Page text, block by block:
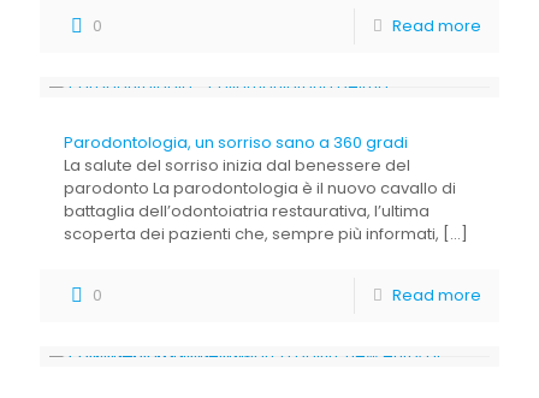
0 Read more
Parodontologia, un sorriso sano a 360 gradi
La salute del sorriso inizia dal benessere del
parodonto La parodontologia è il nuovo cavallo di
battaglia dell’odontoiatria restaurativa, l’ultima
scoperta dei pazienti che, sempre più informati, […]
0 Read more